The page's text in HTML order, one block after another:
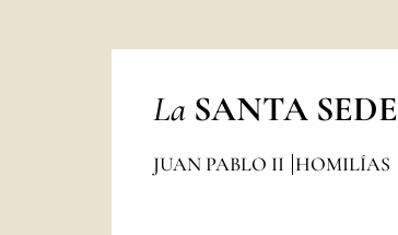
La SANTA SEDE
JUAN PABLO II HOMILÍAS